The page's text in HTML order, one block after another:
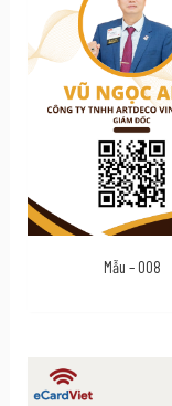
Mẫu – 008